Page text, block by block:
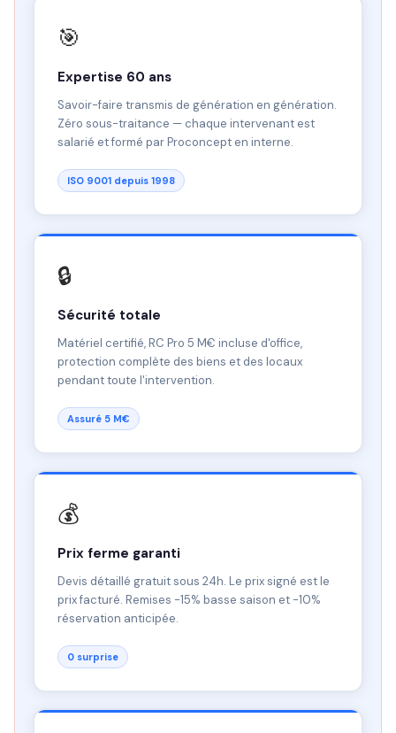
🎯
Expertise 60 ans
Savoir-faire transmis de génération en génération.
Zéro sous-traitance — chaque intervenant est
salarié et formé par Proconcept en interne.
ISO 9001 depuis 1998
🔒
Sécurité totale
Matériel certifié, RC Pro 5 M€ incluse d'office,
protection complète des biens et des locaux
pendant toute l'intervention.
Assuré 5 M€
💰
Prix ferme garanti
Devis détaillé gratuit sous 24h. Le prix signé est le
prix facturé. Remises -15% basse saison et -10%
réservation anticipée.
0 surprise